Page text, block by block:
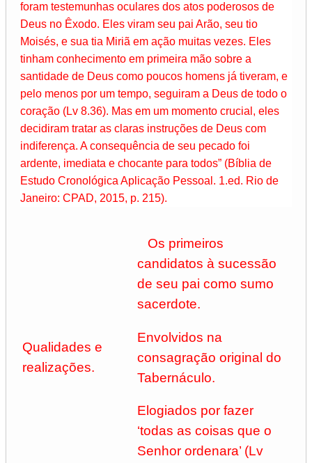
foram testemunhas oculares dos atos poderosos de
Deus no Êxodo. Eles viram seu pai Arão, seu tio
Moisés, e sua tia Miriã em ação muitas vezes. Eles
tinham conhecimento em primeira mão sobre a
santidade de Deus como poucos homens já tiveram, e
pelo menos por um tempo, seguiram a Deus de todo o
coração (Lv 8.36). Mas em um momento crucial, eles
decidiram tratar as claras instruções de Deus com
indiferença. A consequência de seu pecado foi
ardente, imediata e chocante para todos” (Bíblia de
Estudo Cronológica Aplicação Pessoal. 1.ed. Rio de
Janeiro: CPAD, 2015, p. 215).
Qualidades e
realizações.
Os primeiros
candidatos à sucessão
de seu pai como sumo
sacerdote.
Envolvidos na
consagração original do
Tabernáculo.
Elogiados por fazer
‘todas as coisas que o
Senhor ordenara’ (Lv